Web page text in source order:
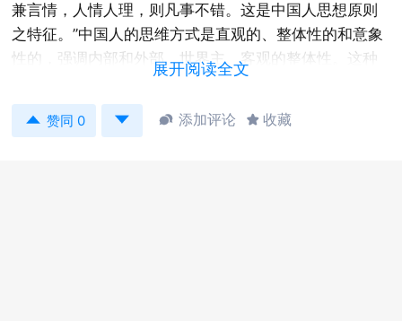
兼言情，人情人理，则凡事不错。这是中国人思想原则
之特征。”中国人的思维方式是直观的、整体性的和意象
性的，强调内部和外部、世界主、客观的整体性。这种
直观的思维方式，为使与他人和环境形成和谐的关系，
提供了一个强有力的认识机制。这一机制使得中国人一
般不用进行逻辑分析，就能够在某一特定的沟通和人际
展开阅读全文
 赞同 0   添加评论  收藏